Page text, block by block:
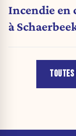
Incendie en
à